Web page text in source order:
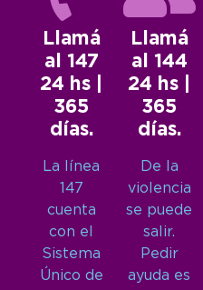
Llamá
al 147
24 hs |
365
días.
La línea
147
cuenta
con el
Sistema
Único de
Llamá
al 144
24 hs |
365
días.
De la
violencia
se puede
salir.
Pedir
ayuda es